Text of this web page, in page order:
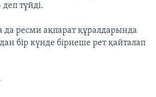
түйді.
да ресми ақпарат құралдарында
бір күнде бірнеше рет қайталап